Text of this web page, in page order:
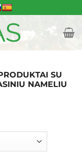
SU
NAMELIU